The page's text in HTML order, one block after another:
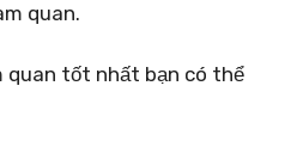
quan.
quan tốt nhất bạn có thể